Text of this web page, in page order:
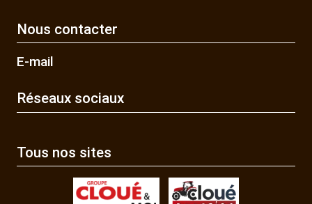
Nous contacter
E-mail
Réseaux sociaux
Tous nos sites